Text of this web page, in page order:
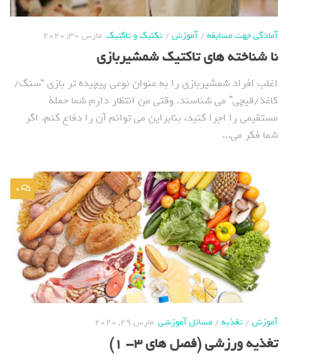
آمادگی جهت مسابقه/آموزش/تکنیک و تاکتیک مارس 30, 2020
نا شناخته های تاکتیک شمشیربازی
اغلب افراد شمشیربازی را به عنوان نوعی پیچیده تر بازی “سنگ/
کاغذ/قیچی” می شناسند. وقتی من انتظار دارم شما حملة
مستقیمی را اجرا کنید، بنابراین می توانم آن را دفاع کنم. اگر
شما فکر می...
0
آموزش/تغذیه/مسائل آموزشی مارس 29, 2020
تغذيه ورزشي (فصل های 3- 1)